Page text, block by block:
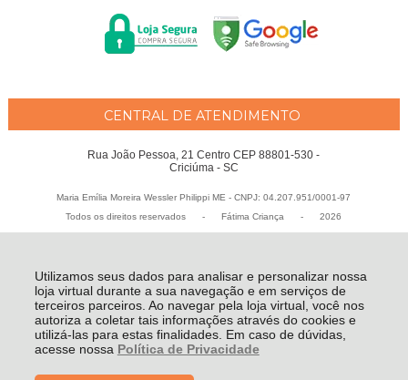
Utilizamos seus dados para analisar e personalizar nossa
loja virtual durante a sua navegação e em serviços de
terceiros parceiros. Ao navegar pela loja virtual, você nos
autoriza a coletar tais informações através do cookies e
utilizá-las para estas finalidades. Em caso de dúvidas,
acesse nossa Política de Privacidade
CENTRAL DE ATENDIMENTO
Rua João Pessoa, 21 Centro CEP 88801-530 -
Criciúma - SC
Maria Emília Moreira Wessler Philippi ME - CNPJ: 04.207.951/0001-97
Todos os direitos reservados
- Fátima Criança - 2026